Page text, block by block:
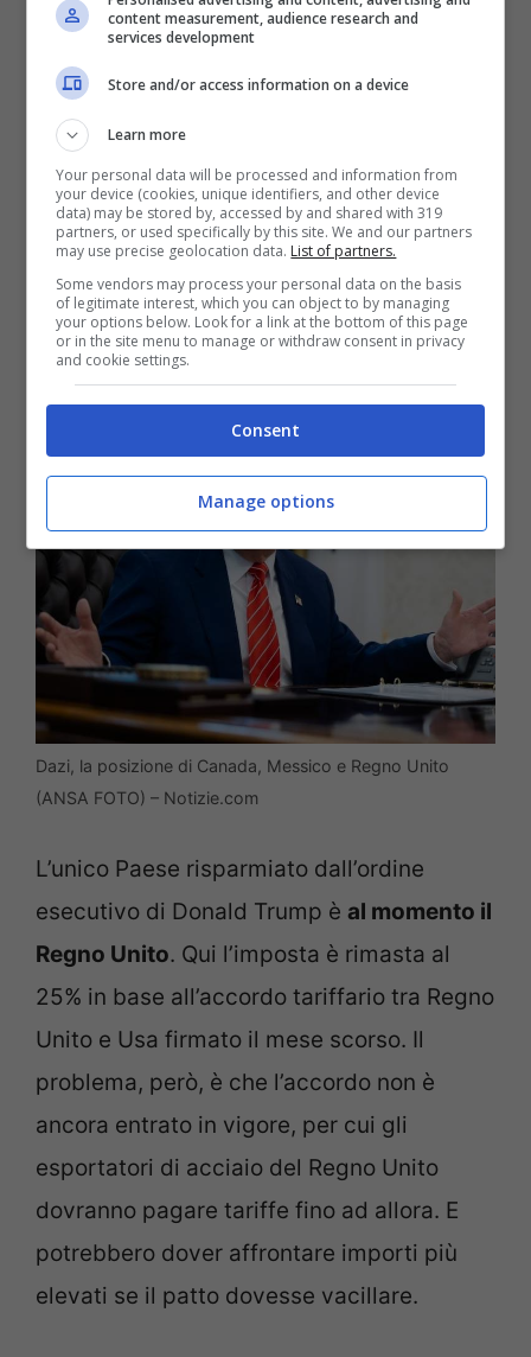
gli Stati Uniti è esente da dazi doganali
grazie all’accordo di libero scambio
firmato nel 2020 con Ottawa e
Washington.
Il Messico èuno dei Paesi più vulnerabili
dazi doganali di Trump, poiché l’80% delle
sue esportazioni è destinato agli Stati
Uniti, suo principale partner commerciale.
Dazi, la posizione di Canada, Messico e Regno Unito
(ANSA FOTO) – Notizie.com
L’unico Paese risparmiato dall’ordine
esecutivo di Donald Trump è al momento il
Regno Unito. Qui l’imposta è rimasta al
25% in base all’accordo tariffario tra Regno
Unito e Usa firmato il mese scorso. Il
problema, però, è che l’accordo non è
ancora entrato in vigore, per cui gli
esportatori di acciaio del Regno Unito
dovranno pagare tariffe fino ad allora. E
potrebbero dover affrontare importi più
elevati se il patto dovesse vacillare.
content measurement, audience research and
services development
Store and/or access information on a device
Learn more
Your personal data will be processed and information from
your device (cookies, unique identifiers, and other device
data) may be stored by, accessed by and shared with 319
partners, or used specifically by this site. We and our partners
may use precise geolocation data. List of partners.
Some vendors may process your personal data on the basis
of legitimate interest, which you can object to by managing
your options below. Look for a link at the bottom of this page
or in the site menu to manage or withdraw consent in privacy
and cookie settings.
Consent
Manage options